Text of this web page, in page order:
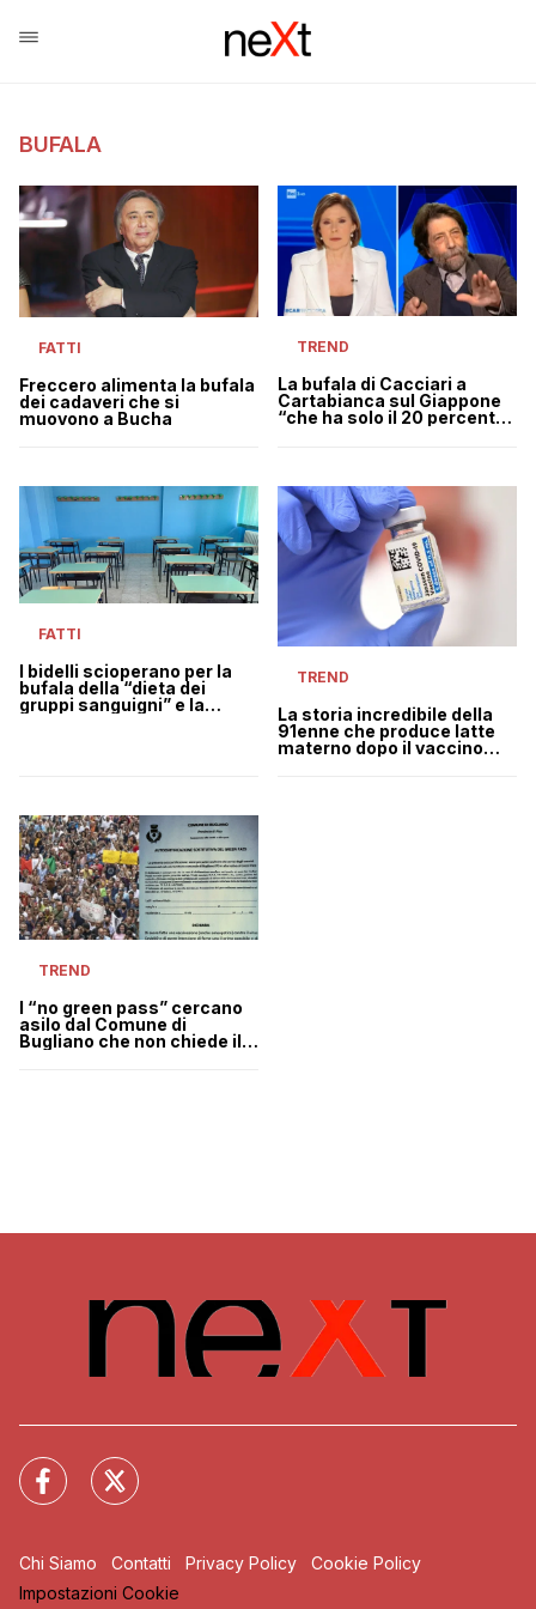
BUFALA
FATTI
Freccero alimenta la bufala
dei cadaveri che si
muovono a Bucha
TREND
La bufala di Cacciari a
Cartabianca sul Giappone
“che ha solo il 20 percento
FATTI
I bidelli scioperano per la
bufala della “dieta dei
gruppi sanguigni” e la
TREND
La storia incredibile della
91enne che produce latte
materno dopo il vaccino
TREND
I “no green pass” cercano
asilo dal Comune di
Bugliano che non chiede il
Chi Siamo Contatti Privacy Policy
Cookie Policy
Impostazioni Cookie